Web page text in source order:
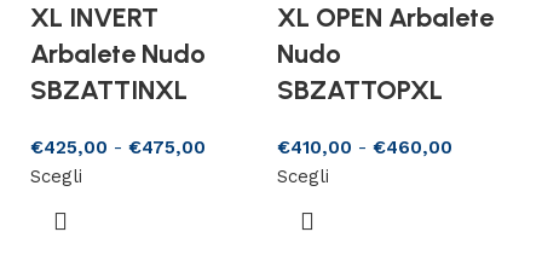
XL INVERT
Arbalete Nudo
SBZATTINXL
€425,00 - €475,00
Scegli
XL OPEN Arbalete
Nudo
SBZATTOPXL
€410,00 - €460,00
Scegli